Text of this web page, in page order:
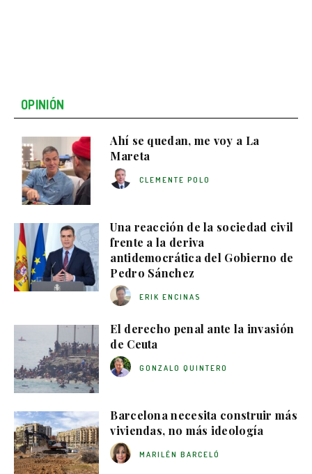
OPINIÓN
Ahí se quedan, me voy a La
Mareta
CLEMENTE POLO
Una reacción de la sociedad civil
frente a la deriva
antidemocrática del Gobierno de
Pedro Sánchez
ERIK ENCINAS
El derecho penal ante la invasión
de Ceuta
GONZALO QUINTERO
Barcelona necesita construir más
viviendas, no más ideología
MARILÉN BARCELÓ